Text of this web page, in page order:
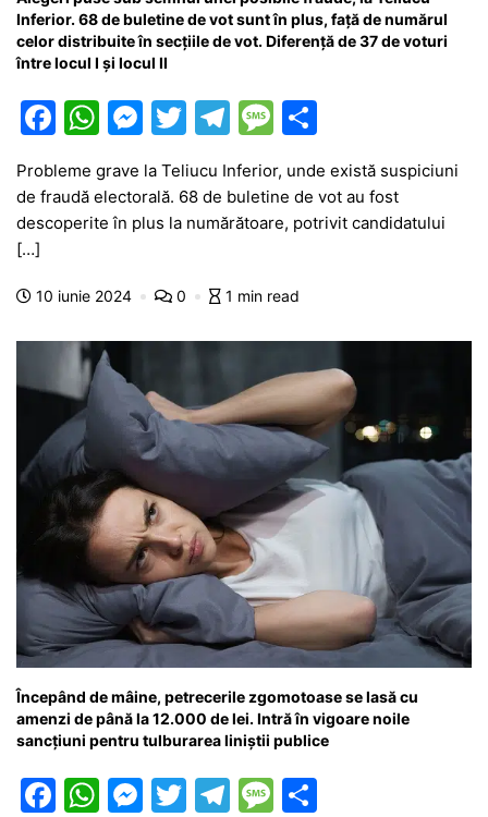
Inferior. 68 de buletine de vot sunt în plus, față de numărul
celor distribuite în secțiile de vot. Diferență de 37 de voturi
între locul I și locul II
F
c
e
o
k
W
at
s
p
M
s
s
n
T
w
itt
er
T
el
e
gr
m
M
s
s
g
ta
je
Probleme grave la Teliucu Inferior, unde există suspiciuni
de fraudă electorală. 68 de buletine de vot au fost
descoperite în plus la numărătoare, potrivit candidatului
[…]
10 iunie 2024 0 1 min read
Începând de mâine, petrecerile zgomotoase se lasă cu
amenzi de până la 12.000 de lei. Intră în vigoare noile
sancțiuni pentru tulburarea liniștii publice
F
W M T
T
M